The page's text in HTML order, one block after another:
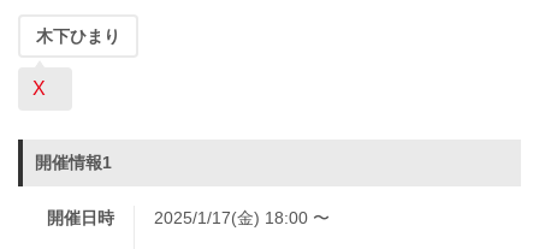
木下ひまり
X
開催情報1
開催日時 2025/1/17(金) 18:00 〜